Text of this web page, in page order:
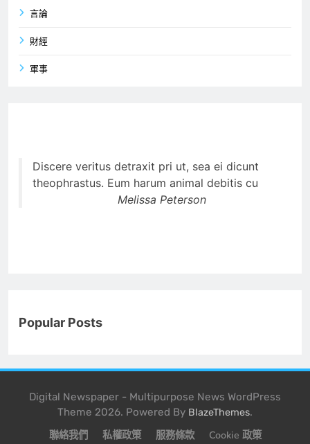
言論
財經
軍事
Discere veritus detraxit pri ut, sea ei dicunt
theophrastus. Eum harum animal debitis cu
Melissa Peterson
Popular Posts
Digital Newspaper - Multipurpose News WordPress
Theme 2026. Powered By BlazeThemes.
聯絡我們 私權政策 服務條款
Cookie 政策